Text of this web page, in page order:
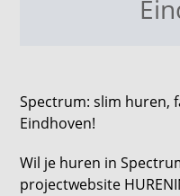
Spectrum: slim huren,
Eindhoven!
Wil je huren in
projectwebsite